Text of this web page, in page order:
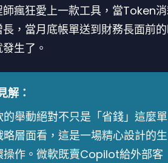
師瘋狂愛上一款工具，當Token
長，當月底帳單送到財務長面前
生了。
解：
的舉動絕對不只是「省錢」這麼單
略層面看，這是一場精心設計的生
操作。微軟既賣Copilot給外部客